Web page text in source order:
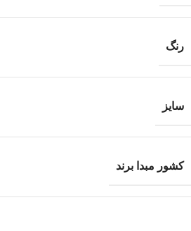
رنگ
سایز
کشور مبدا برند